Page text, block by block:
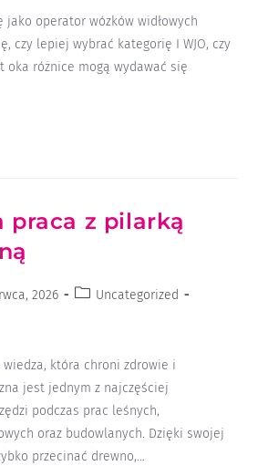
jako operator wózków widłowych
czy lepiej wybrać kategorię I WJO, czy
oka różnice mogą wydawać się
praca z pilarką
2026
Uncategorized
która chroni zdrowie i
jest jednym z najczęściej
podczas prac leśnych,
oraz budowlanych. Dzięki swojej
przecinać drewno,…